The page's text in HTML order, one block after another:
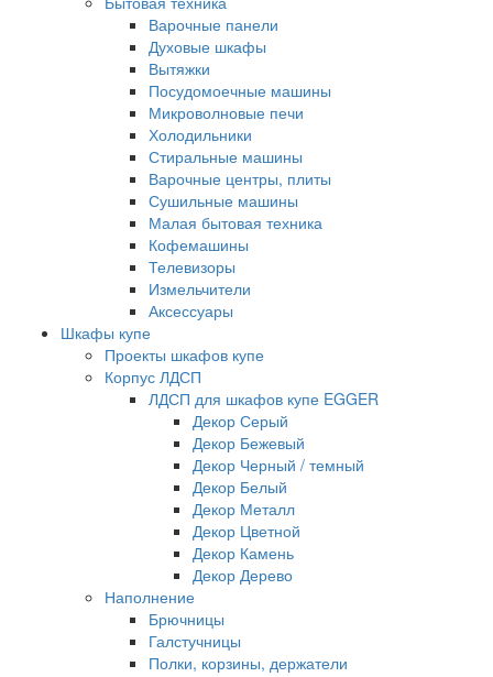
Варочные панели
Духовые шкафы
Вытяжки
Посудомоечные машины
Микроволновые печи
Холодильники
Стиральные машины
Варочные центры, плиты
Сушильные машины
Малая бытовая техника
Кофемашины
Телевизоры
Измельчители
Аксессуары
Шкафы купе
Проекты шкафов купе
Корпус ЛДСП
ЛДСП для шкафов купе EGGER
Декор Серый
Декор Бежевый
Декор Черный / темный
Декор Белый
Декор Металл
Декор Цветной
Декор Камень
Декор Дерево
Наполнение
Брючницы
Галстучницы
Полки, корзины, держатели